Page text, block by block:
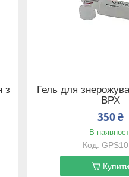
з
Гель для
ВРХ
350 ₴
В
Купити